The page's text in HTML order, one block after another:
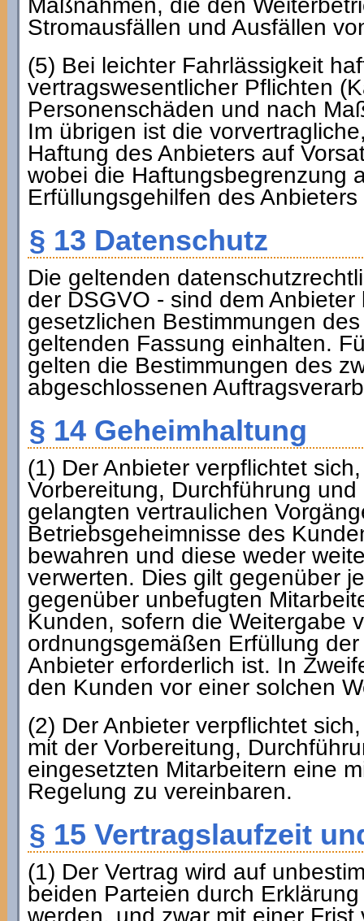
Maßnahmen, die den
Stromausfällen und Ausfällen
(5) Bei leichter Fahrlässigkeit
vertragswesentlicher Pflichten
Personenschäden und nach
Im übrigen ist die
Haftung des Anbieters auf
wobei die Haftungsbegrenzung
Erfüllungsgehilfen des Anbieters
§ 13 Datenschutz
Die geltenden
der DSGVO - sind dem
gesetzlichen Bestimmungen
geltenden Fassung einhalten.
gelten die Bestimmungen des
abgeschlossenen
§ 14 Geheimhaltung
(1) Der Anbieter verpflichtet
Vorbereitung, Durchführung
gelangten vertraulichen
Betriebsgeheimnisse des
bewahren und diese weder
verwerten. Dies gilt gegenüber
gegenüber unbefugten
Kunden, sofern die Weitergabe
ordnungsgemäßen Erfüllung
Anbieter erforderlich ist. In
den Kunden vor einer solchen
(2) Der Anbieter verpflichtet
mit der Vorbereitung,
eingesetzten Mitarbeitern eine
Regelung zu vereinbaren.
§ 15 Vertragslaufzeit
(1) Der Vertrag wird auf
beiden Parteien durch
werden, und zwar mit einer